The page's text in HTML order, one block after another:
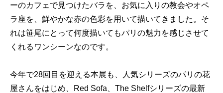
ーのカフェで見つけたバラを、お気に入りの教会やオペ
ラ座を、鮮やかな赤の色彩を用いて描いてきました。そ
れは笹尾にとって何度描いてもパリの魅力を感じさせて
くれるワンシーンなのです。
今年で28回目を迎える本展も、人気シリーズのパリの花
屋さんをはじめ、Red Sofa、The Shelfシリーズの最新